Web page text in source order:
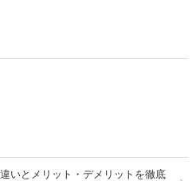
いとメリット・デメリットを徹底